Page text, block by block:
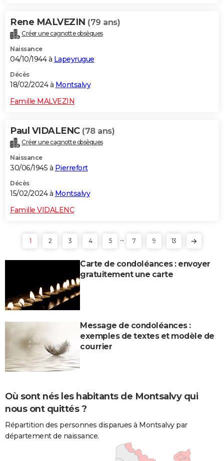
Rene MALVEZIN (79 ans)
Créer une cagnotte obsèques
Naissance
04/10/1944 à Lapeyrugue
Décès
18/02/2024 à Montsalvy
Famille MALVEZIN
Paul VIDALENC (78 ans)
Créer une cagnotte obsèques
Naissance
30/06/1945 à Pierrefort
Décès
15/02/2024 à Montsalvy
Famille VIDALENC
1 2 3 4 5 ... 7 9 13
Carte de condoléances : envoyer
gratuitement une carte
Message de condoléances :
exemples de textes et modèle de
courrier
Où sont nés les habitants de Montsalvy qui
nous ont quittés ?
Répartition des personnes disparues à Montsalvy par
département de naissance.